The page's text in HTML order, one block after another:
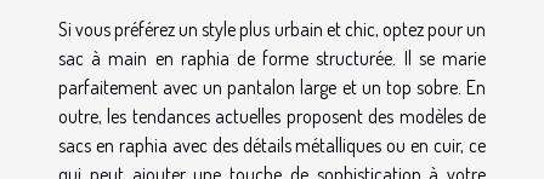
Si vous préférez un style plus urbain et chic, optez pour un
sac à main en raphia de forme structurée. Il se marie
parfaitement avec un pantalon large et un top sobre. En
outre, les tendances actuelles proposent des modèles de
sacs en raphia avec des détails métalliques ou en cuir, ce